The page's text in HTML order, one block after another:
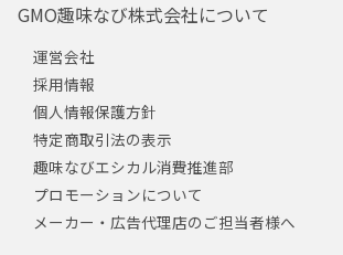
GMO趣味なび株式会社について
運営会社
採用情報
個人情報保護方針
特定商取引法の表示
趣味なびエシカル消費推進部
プロモーションについて
メーカー・広告代理店のご担当者様へ